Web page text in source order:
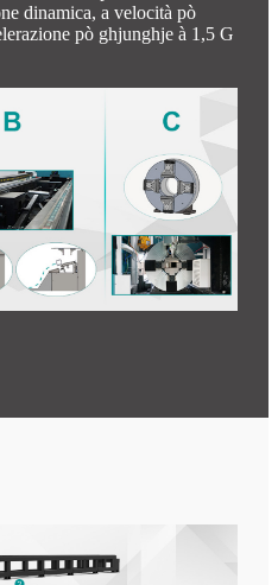
dinamica, a velocità pò
pò ghjunghje à 1,5 G